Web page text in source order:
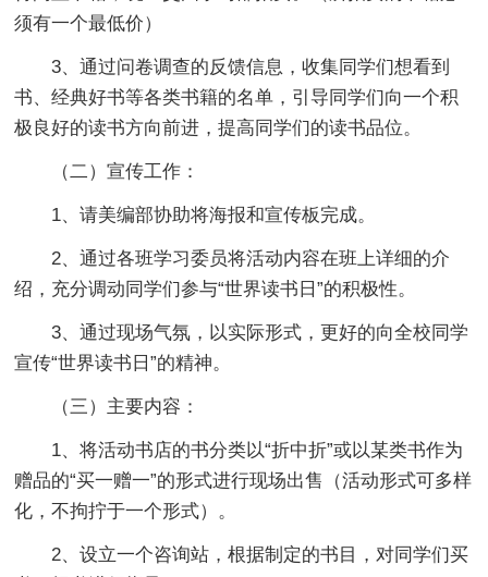
须有一个最低价）
3、通过问卷调查的反馈信息，收集同学们想看到
书、经典好书等各类书籍的名单，引导同学们向一个积
极良好的读书方向前进，提高同学们的读书品位。
（二）宣传工作：
1、请美编部协助将海报和宣传板完成。
2、通过各班学习委员将活动内容在班上详细的介
绍，充分调动同学们参与“世界读书日”的积极性。
3、通过现场气氛，以实际形式，更好的向全校同学
宣传“世界读书日”的精神。
（三）主要内容：
1、将活动书店的书分类以“折中折”或以某类书作为
赠品的“买一赠一”的形式进行现场出售（活动形式可多样
化，不拘拧于一个形式）。
2、设立一个咨询站，根据制定的书目，对同学们买